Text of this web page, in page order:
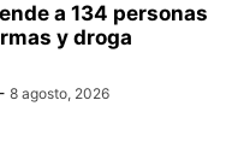
a 134 personas
y droga
- 8 agosto, 2026